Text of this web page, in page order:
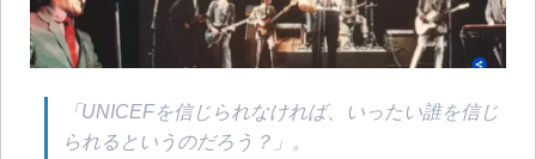
「UNICEFを信じられなければ、いったい誰を信じ
られるというのだろう？」。